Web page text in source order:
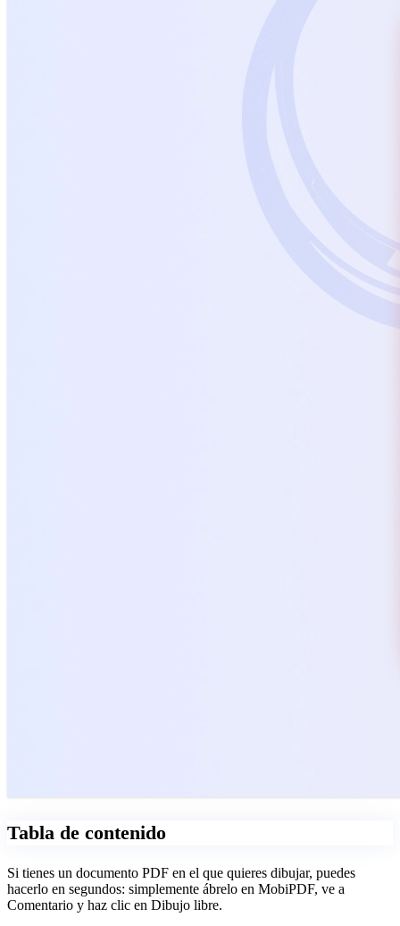
Tabla de contenido
Si tienes un documento PDF en el que quieres dibujar, puedes
hacerlo en segundos: simplemente ábrelo en MobiPDF, ve a
Comentario y haz clic en Dibujo libre.